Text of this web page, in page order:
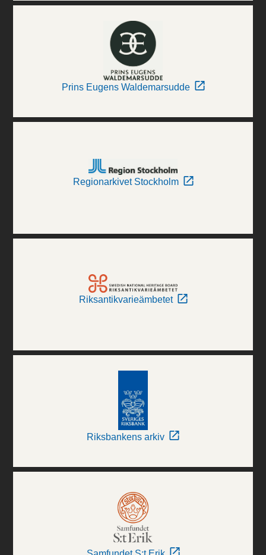
Prins Eugens Waldemarsudde
Regionarkivet Stockholm
Riksantikvarieämbetet
Riksbankens arkiv